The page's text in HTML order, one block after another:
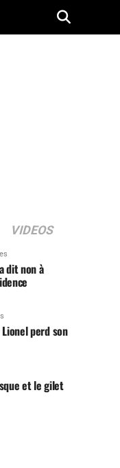
VIDEOS
dit non à
Lionel perd son
et le gilet